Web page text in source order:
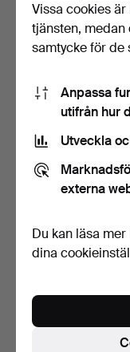
PIEDESTAL,
stil, skuren dekor,…
Klubbades 2 jun 2026
15 bud
Vissa cookies
tjänsten,
samtycke för de
Anpassa
utifrån hur
Utveckla
externa
Du kan läsa mer
dina